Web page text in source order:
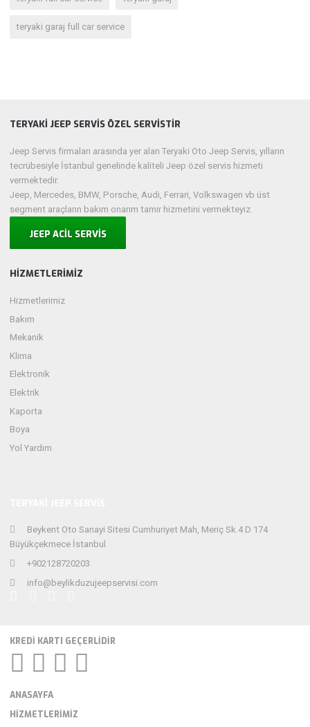
teryaki garaj full car service
Beykent Oto Sanayi Sitesi Cumhuriyet Mah, Meriç Sk.4 D 174
Büyükçekmece İstanbul
+902128720203
info@beylikduzujeepservisi.com
TERYAKİ JEEP SERVİS ÖZEL SERVİSTİR
Jeep Servis firmaları arasında yer alan Teryaki Oto Jeep Servis, yılların
tecrübesiyle İstanbul genelinde kaliteli Jeep özel servis hizmeti
vermektedir.
Jeep, Mercedes, BMW, Porsche, Audi, Ferrari, Volkswagen vb üst
segment araçların bakım onarım tamir hizmetini vermekteyiz.
JEEP ACİL SERVİS
HIZMETLERIMIZ
Hizmetlerimiz
Bakım
Mekanik
Klima
Elektronik
Elektrik
Kaporta
Boya
Yol Yardım
KREDI KARTI GEÇERLIDIR
ANASAYFA
HIZMETLERIMIZ